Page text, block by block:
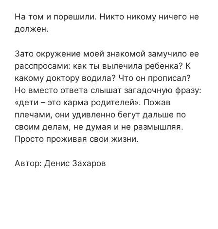
На том и порешили. Никто никому ничего не
должен.
Зато окружение моей знакомой замучило ее
расспросами: как ты вылечила ребенка? К
какому доктору водила? Что он прописал?
Но вместо ответа слышат загадочную фразу:
«дети – это карма родителей». Пожав
плечами, они удивленно бегут дальше по
своим делам, не думая и не размышляя.
Просто проживая свои жизни.
Автор: Денис Захаров